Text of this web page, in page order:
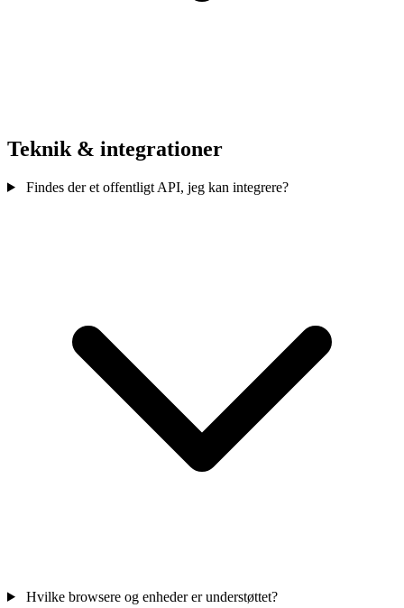
Teknik & integrationer
Findes der et offentligt API, jeg kan integrere?
Hvilke browsere og enheder er understøttet?